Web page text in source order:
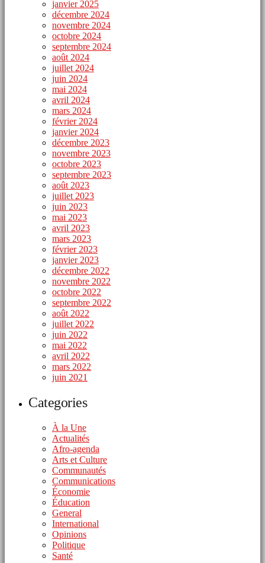
janvier 2025
décembre 2024
novembre 2024
octobre 2024
septembre 2024
août 2024
juillet 2024
juin 2024
mai 2024
avril 2024
mars 2024
février 2024
janvier 2024
décembre 2023
novembre 2023
octobre 2023
septembre 2023
août 2023
juillet 2023
juin 2023
mai 2023
avril 2023
mars 2023
février 2023
janvier 2023
décembre 2022
novembre 2022
octobre 2022
septembre 2022
août 2022
juillet 2022
juin 2022
mai 2022
avril 2022
mars 2022
juin 2021
Categories
À la Une
Actualités
Afro-agenda
Arts et Culture
Communautés
Communications
Économie
Éducation
General
International
Opinions
Politique
Santé